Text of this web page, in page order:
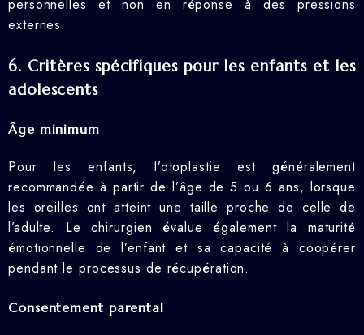
personnelles et non en réponse à des pressions
externes.
6. Critères spécifiques pour les enfants et les
adolescents
Âge minimum
Pour les enfants, l’otoplastie est généralement
recommandée à partir de l’âge de 5 ou 6 ans, lorsque
les oreilles ont atteint une taille proche de celle de
l’adulte. Le chirurgien évalue également la maturité
émotionnelle de l’enfant et sa capacité à coopérer
pendant le processus de récupération.
Consentement parental